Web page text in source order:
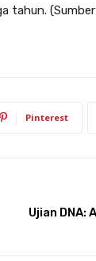
tahun.
Pinterest
Ujian DNA: